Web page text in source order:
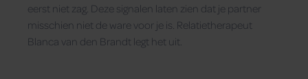
eerst niet zag. Deze signalen laten zien dat je partner
misschien niet de ware voor je is. Relatietherapeut
Blanca van den Brandt legt het uit.